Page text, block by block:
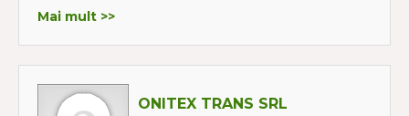
Mai mult >>
ONITEX TRANS SRL